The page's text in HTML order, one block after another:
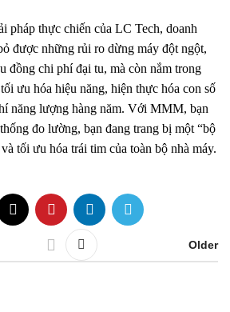
pháp thực chiến của LC Tech, doanh
được những rủi ro dừng máy đột ngột,
đồng chi phí đại tu, mà còn nắm trong
ưu hóa hiệu năng, hiện thực hóa con số
năng lượng hàng năm. Với MMM, bạn
đo lường, bạn đang trang bị một “bộ
tối ưu hóa trái tim của toàn bộ nhà máy.
Older